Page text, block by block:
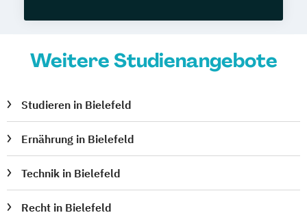
Weitere Studienangebote
Studieren in Bielefeld
Ernährung in Bielefeld
Technik in Bielefeld
Recht in Bielefeld